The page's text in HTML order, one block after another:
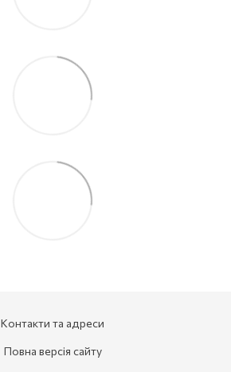
Контакти та адреси
Повна версія сайту